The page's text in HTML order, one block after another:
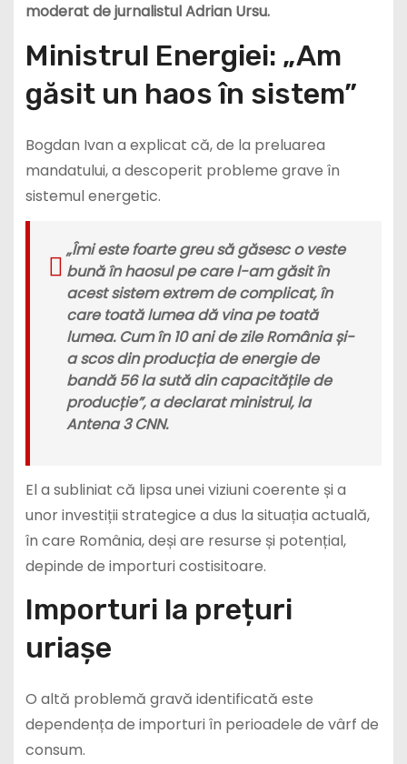
moderat de jurnalistul Adrian Ursu.
Ministrul Energiei: „Am
găsit un haos în sistem”
Bogdan Ivan a explicat că, de la preluarea
mandatului, a descoperit probleme grave în
sistemul energetic.
„Îmi este foarte greu să găsesc o veste
bună în haosul pe care l-am găsit în
acest sistem extrem de complicat, în
care toată lumea dă vina pe toată
lumea. Cum în 10 ani de zile România și-
a scos din producția de energie de
bandă 56 la sută din capacitățile de
producție”, a declarat ministrul, la
Antena 3 CNN.
El a subliniat că lipsa unei viziuni coerente și a
unor investiții strategice a dus la situația actuală,
în care România, deși are resurse și potențial,
depinde de importuri costisitoare.
Importuri la prețuri
uriașe
O altă problemă gravă identificată este
dependența de importuri în perioadele de vârf de
consum.